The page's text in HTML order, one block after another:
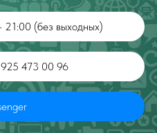
(без выходных)
473 00 96